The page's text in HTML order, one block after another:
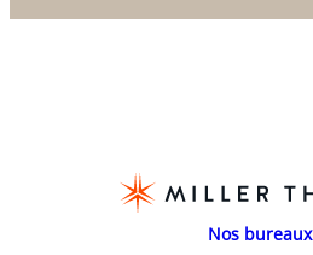
Nos bureaux